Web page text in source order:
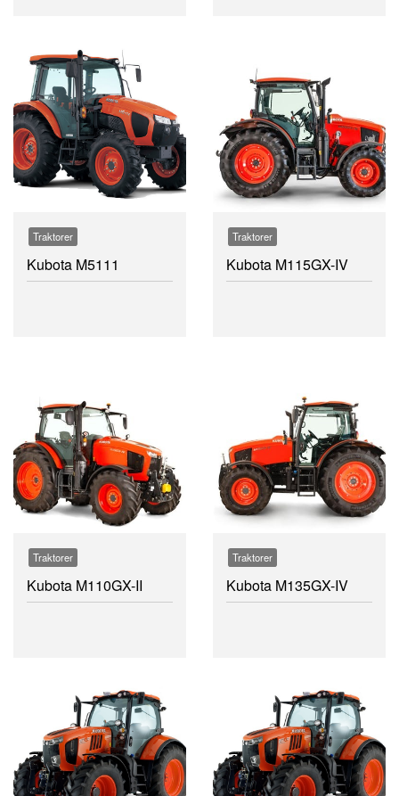
Traktorer
Kubota M5111
Traktorer
Kubota M115GX-IV
Traktorer
Kubota M110GX-II
Traktorer
Kubota M135GX-IV